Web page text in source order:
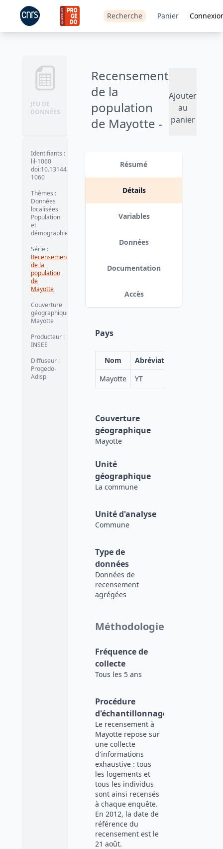
Recherche Panier
JEU DE
DONNÉES
Recensement
de la
population
de Mayotte -
Ajouter
au
panier
Identifiants :
lil-1060
doi:10.13144/lil-
1060
Thèmes :
Données
localisées
Population
et
démographie
Série :
Recensement
de la
population
de
Mayotte
Couverture
géographique
Mayotte
Producteur :
INSEE
Diffuseur :
Progedo-
Adisp
Résumé
Détails
Variables
Données
Documentation
Accès
Pays
Nom
Abréviation
Mayotte
YT
Couverture
géographique
Mayotte
Unité
géographique
La commune
Unité d'analyse
Commune
Type de
données
Données de
recensement
agrégées
Méthodologie
Fréquence de
collecte
Tous les 5 ans
Procédure
d'échantillonnage
Le recensement à
Mayotte repose sur
une collecte
d'informations
exhaustive : tous
les logements et
tous les individus
sont ainsi recensés
à chaque enquête.
En 2012, la date de
référence du
recensement est le
21 août.